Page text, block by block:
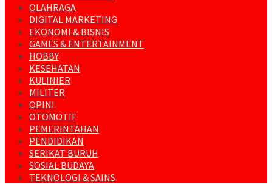
OLAHRAGA
DIGITAL MARKETING
EKONOMI & BISNIS
GAMES & ENTERTAINMENT
HOBBY
KESEHATAN
KULINIER
MILITER
OPINI
OTOMOTIF
PEMERINTAHAN
PENDIDIKAN
SERIKAT BURUH
SOSIAL BUDAYA
TEKNOLOGI & SAINS